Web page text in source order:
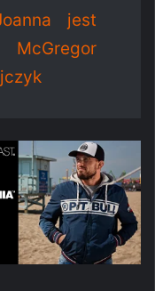
jest